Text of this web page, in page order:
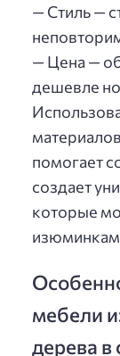
— Стиль —
— Цена —
дешевле
помогает
создает
которые
мебели
дерева в